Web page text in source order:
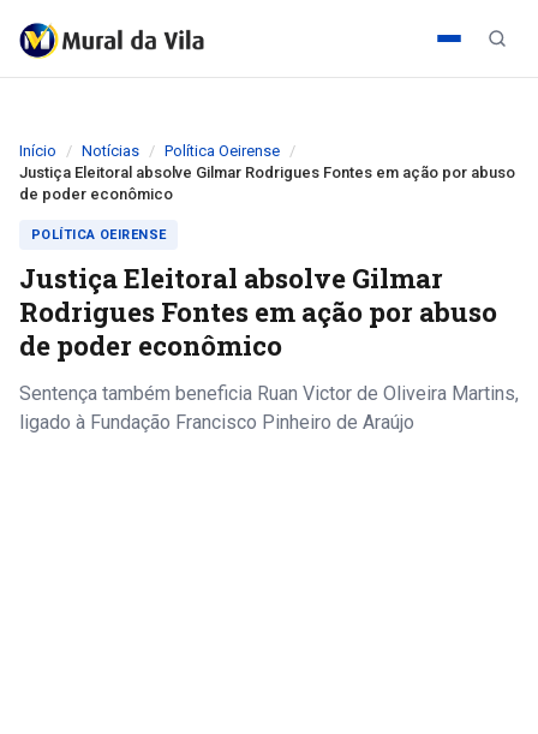
Início Notícias
Política Oeirense
Justiça Eleitoral absolve Gilmar Rodrigues Fontes em ação por abuso
de poder econômico
POLÍTICA OEIRENSE
Justiça Eleitoral absolve Gilmar
Rodrigues Fontes em ação por abuso
de poder econômico
Sentença também beneficia Ruan Victor de Oliveira Martins,
ligado à Fundação Francisco Pinheiro de Araújo